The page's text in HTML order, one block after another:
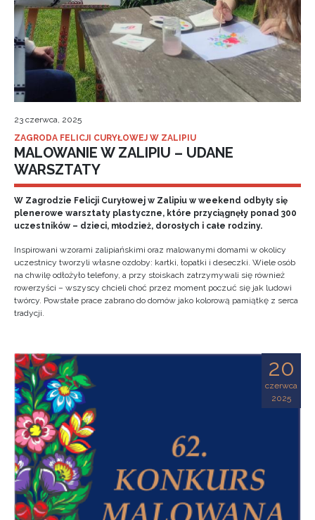
23 czerwca, 2025
ZAGRODA FELICJI CURYŁOWEJ W ZALIPIU
MALOWANIE W ZALIPIU – UDANE
WARSZTATY
W Zagrodzie Felicji Curyłowej w Zalipiu w weekend odbyły się
plenerowe warsztaty plastyczne, które przyciągnęły ponad 300
uczestników – dzieci, młodzież, dorosłych i całe rodziny.
Inspirowani wzorami zalipiańskimi oraz malowanymi domami w okolicy
uczestnicy tworzyli własne ozdoby: kartki, łopatki i deseczki. Wiele osób
na chwilę odłożyło telefony, a przy stoiskach zatrzymywali się również
rowerzyści – wszyscy chcieli choć przez moment poczuć się jak ludowi
twórcy. Powstałe prace zabrano do domów jako kolorową pamiątkę z serca
tradycji.
20
czerwca
2025